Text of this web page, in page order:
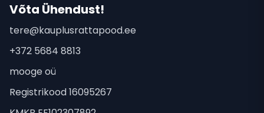
Võta Ühendust!
tere@kauplusrattapood.ee
+372 5684 8813
mooge oü
Registrikood 16095267